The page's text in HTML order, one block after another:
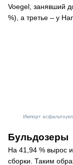
Voegel, занявший
%), а третье – у
Импорт
Бульдозеры
На 41,94 % вырос
сборки. Таким